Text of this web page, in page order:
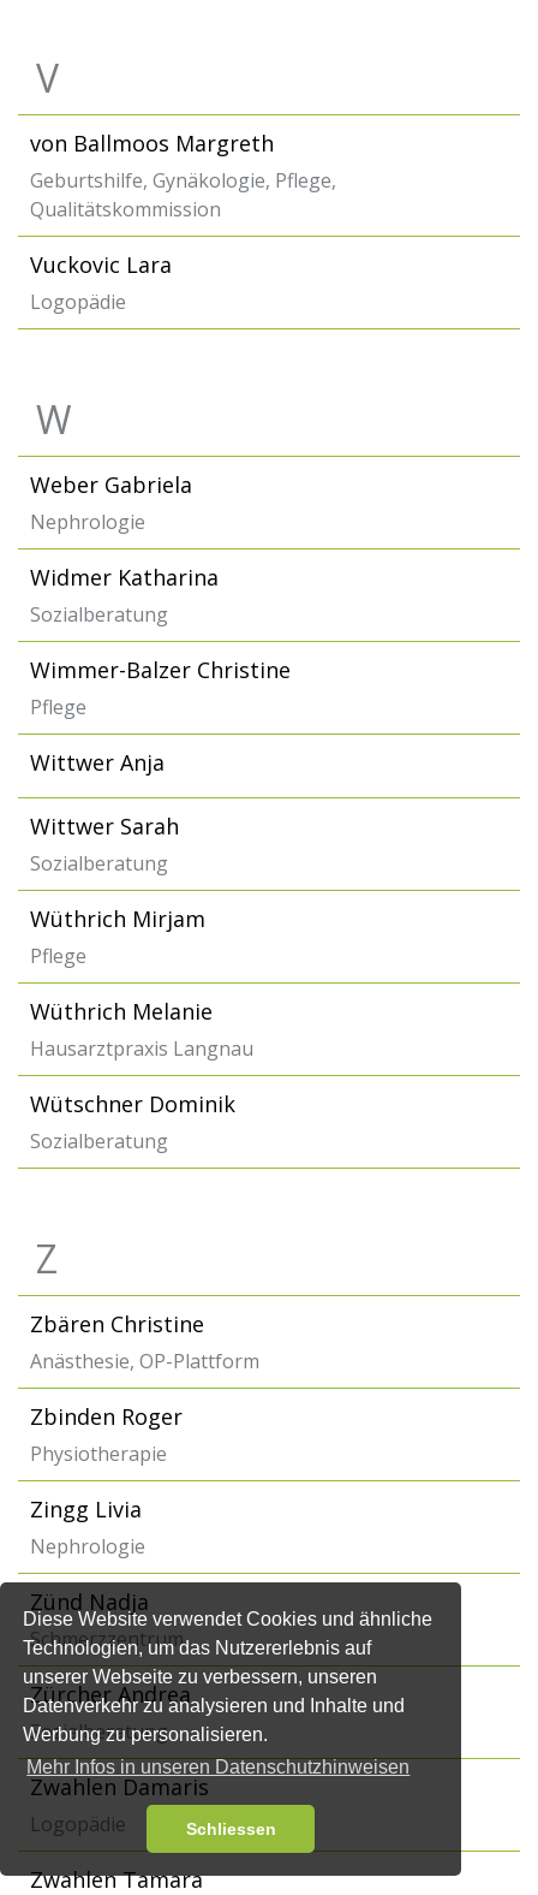
Diese Website verwendet Cookies und ähnliche
Technologien, um das Nutzererlebnis auf
unserer Webseite zu verbessern, unseren
Datenverkehr zu analysieren und Inhalte und
Werbung zu personalisieren.
Mehr Infos in unseren Datenschutzhinweisen
Schliessen
V
von Ballmoos Margreth
Geburtshilfe, Gynäkologie, Pflege,
Qualitätskommission
Vuckovic Lara
Logopädie
W
Weber Gabriela
Nephrologie
Widmer Katharina
Sozialberatung
Wimmer-Balzer Christine
Pflege
Wittwer Anja
Wittwer Sarah
Sozialberatung
Wüthrich Mirjam
Pflege
Wüthrich Melanie
Hausarztpraxis Langnau
Wütschner Dominik
Sozialberatung
Z
Zbären Christine
Anästhesie, OP-Plattform
Zbinden Roger
Physiotherapie
Zingg Livia
Nephrologie
Zünd Nadja
Schmerzzentrum
Zürcher Andrea
Sozialberatung
Zwahlen Damaris
Logopädie
Zwahlen Tamara